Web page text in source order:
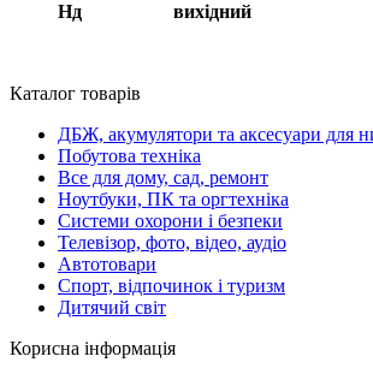
Нд вихідний
Каталог товарів
ДБЖ, акумулятори та аксесуари для
Побутова техніка
Все для дому, сад, ремонт
Ноутбуки, ПК та оргтехніка
Системи охорони і безпеки
Телевізор, фото, відео, аудіо
Автотовари
Спорт, відпочинок і туризм
Дитячий світ
Корисна інформація